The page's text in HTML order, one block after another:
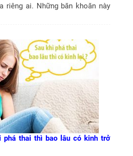
riêng ai. Những băn khoăn này
phá thai thì bao lâu có kinh trở